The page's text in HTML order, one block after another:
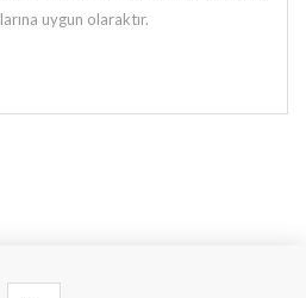
uygun olaraktır.